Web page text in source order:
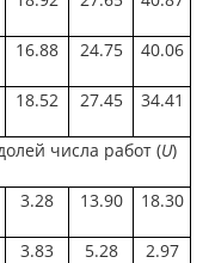
16.88 24.75 40.06
18.52 27.45 34.41
числа работ (U)
3.28 13.90 18.30
3.83 5.28 2.97